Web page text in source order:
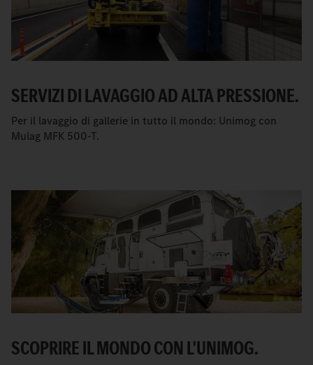
SERVIZI DI LAVAGGIO AD ALTA PRESSIONE.
Per il lavaggio di gallerie in tutto il mondo: Unimog con
Mulag MFK 500-T.
SCOPRIRE IL MONDO CON L'UNIMOG.